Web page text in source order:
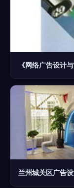
《网络广告设计